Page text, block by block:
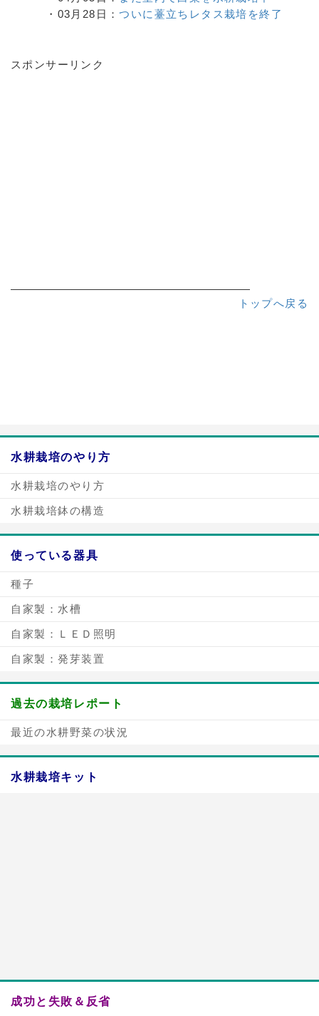
・03月28日：ついに薹立ちレタス栽培を終了
スポンサーリンク
トップへ戻る
水耕栽培のやり方
水耕栽培のやり方
水耕栽培鉢の構造
使っている器具
種子
自家製：水槽
自家製：ＬＥＤ照明
自家製：発芽装置
過去の栽培レポート
最近の水耕野菜の状況
水耕栽培キット
成功と失敗＆反省